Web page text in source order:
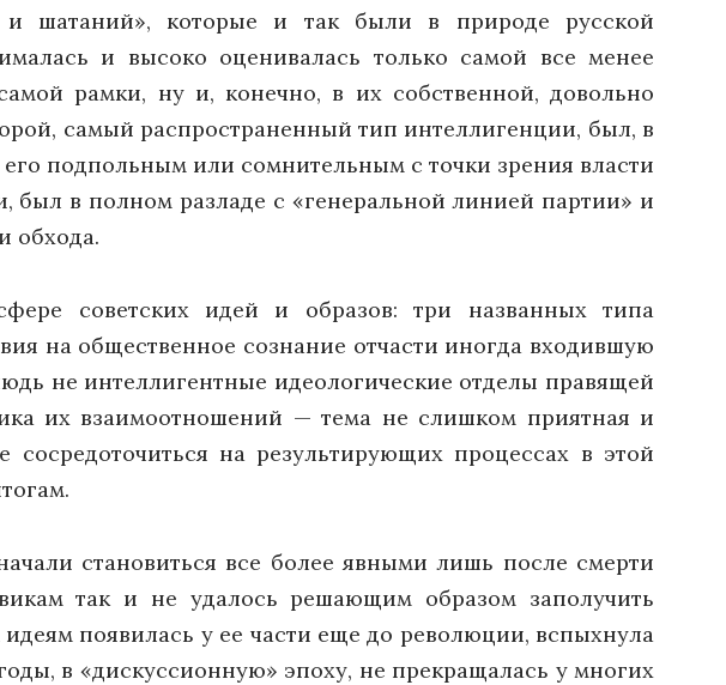
и шатаний», которые и так были в природе русской
и высоко оценивалась только самой все менее
рамки, ну и, конечно, в их собственной, довольно
самый распространенный тип интеллигенции, был, в
подпольным или сомнительным с точки зрения власти
в полном разладе с «генеральной линией партии» и
обхода.
советских идей и образов: три названных типа
на общественное сознание отчасти иногда входившую
не интеллигентные идеологические отделы правящей
их взаимоотношений — тема не слишком приятная и
на результирующих процессах в этой
становиться все более явными лишь после смерти
так и не удалось решающим образом заполучить
появилась у ее части еще до революции, вспыхнула
в «дискуссионную» эпоху, не прекращалась у многих